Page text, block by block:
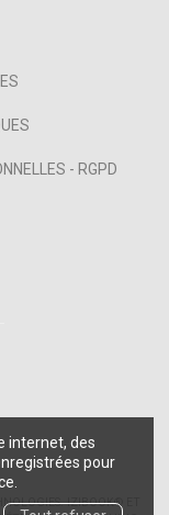
internet, des
pour
- RGPD
IZIBOOK®